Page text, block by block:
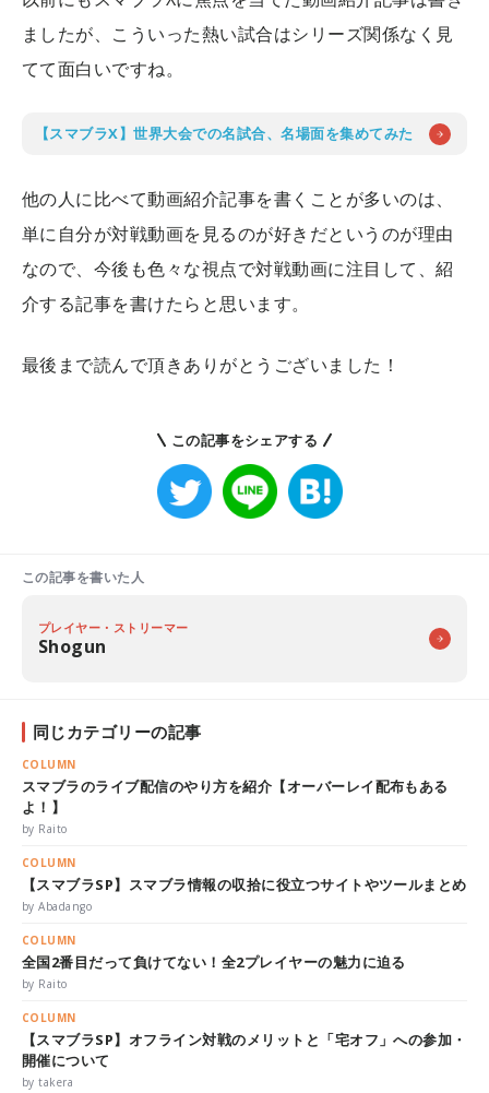
ましたが、こういった熱い試合はシリーズ関係なく見
てて面白いですね。
【スマブラX】世界大会での名試合、名場面を集めてみた
他の人に比べて動画紹介記事を書くことが多いのは、
単に自分が対戦動画を見るのが好きだというのが理由
なので、今後も色々な視点で対戦動画に注目して、紹
介する記事を書けたらと思います。
最後まで読んで頂きありがとうございました！
この記事をシェアする
この記事を書いた人
プレイヤー・ストリーマー
Shogun
同じカテゴリーの記事
COLUMN
スマブラのライブ配信のやり方を紹介【オーバーレイ配布もある
よ！】
by Raito
COLUMN
【スマブラSP】スマブラ情報の収拾に役立つサイトやツールまとめ
by Abadango
COLUMN
全国2番目だって負けてない！全2プレイヤーの魅力に迫る
by Raito
COLUMN
【スマブラSP】オフライン対戦のメリットと「宅オフ」への参加・
開催について
by takera